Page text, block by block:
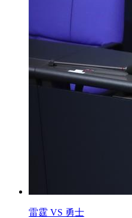
雷霆 VS 勇士